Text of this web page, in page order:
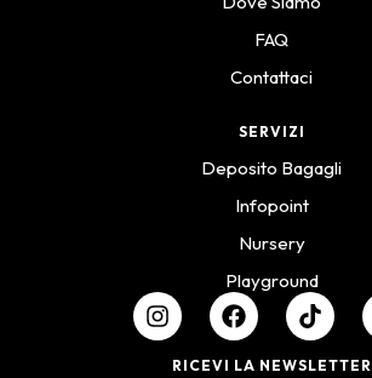
FAQ
Contattaci
SERVIZI
Deposito Bagagli
Infopoint
Nursery
Playground
RICEVI LA NEWSLETTER